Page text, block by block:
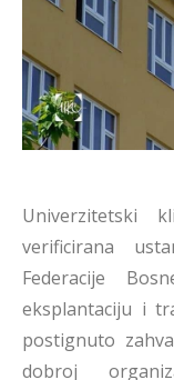
Univerzitetski
verificirana
Federacije
eksplantaciju i
postignuto
dobroj